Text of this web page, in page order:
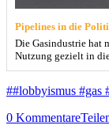
Pipelines in die
Die Gasindustrie hat
Nutzung gezielt in
##lobbyismus #gas
0 Kommentare